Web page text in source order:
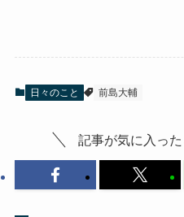
日々のこと 前島大輔
記事が気に入っ